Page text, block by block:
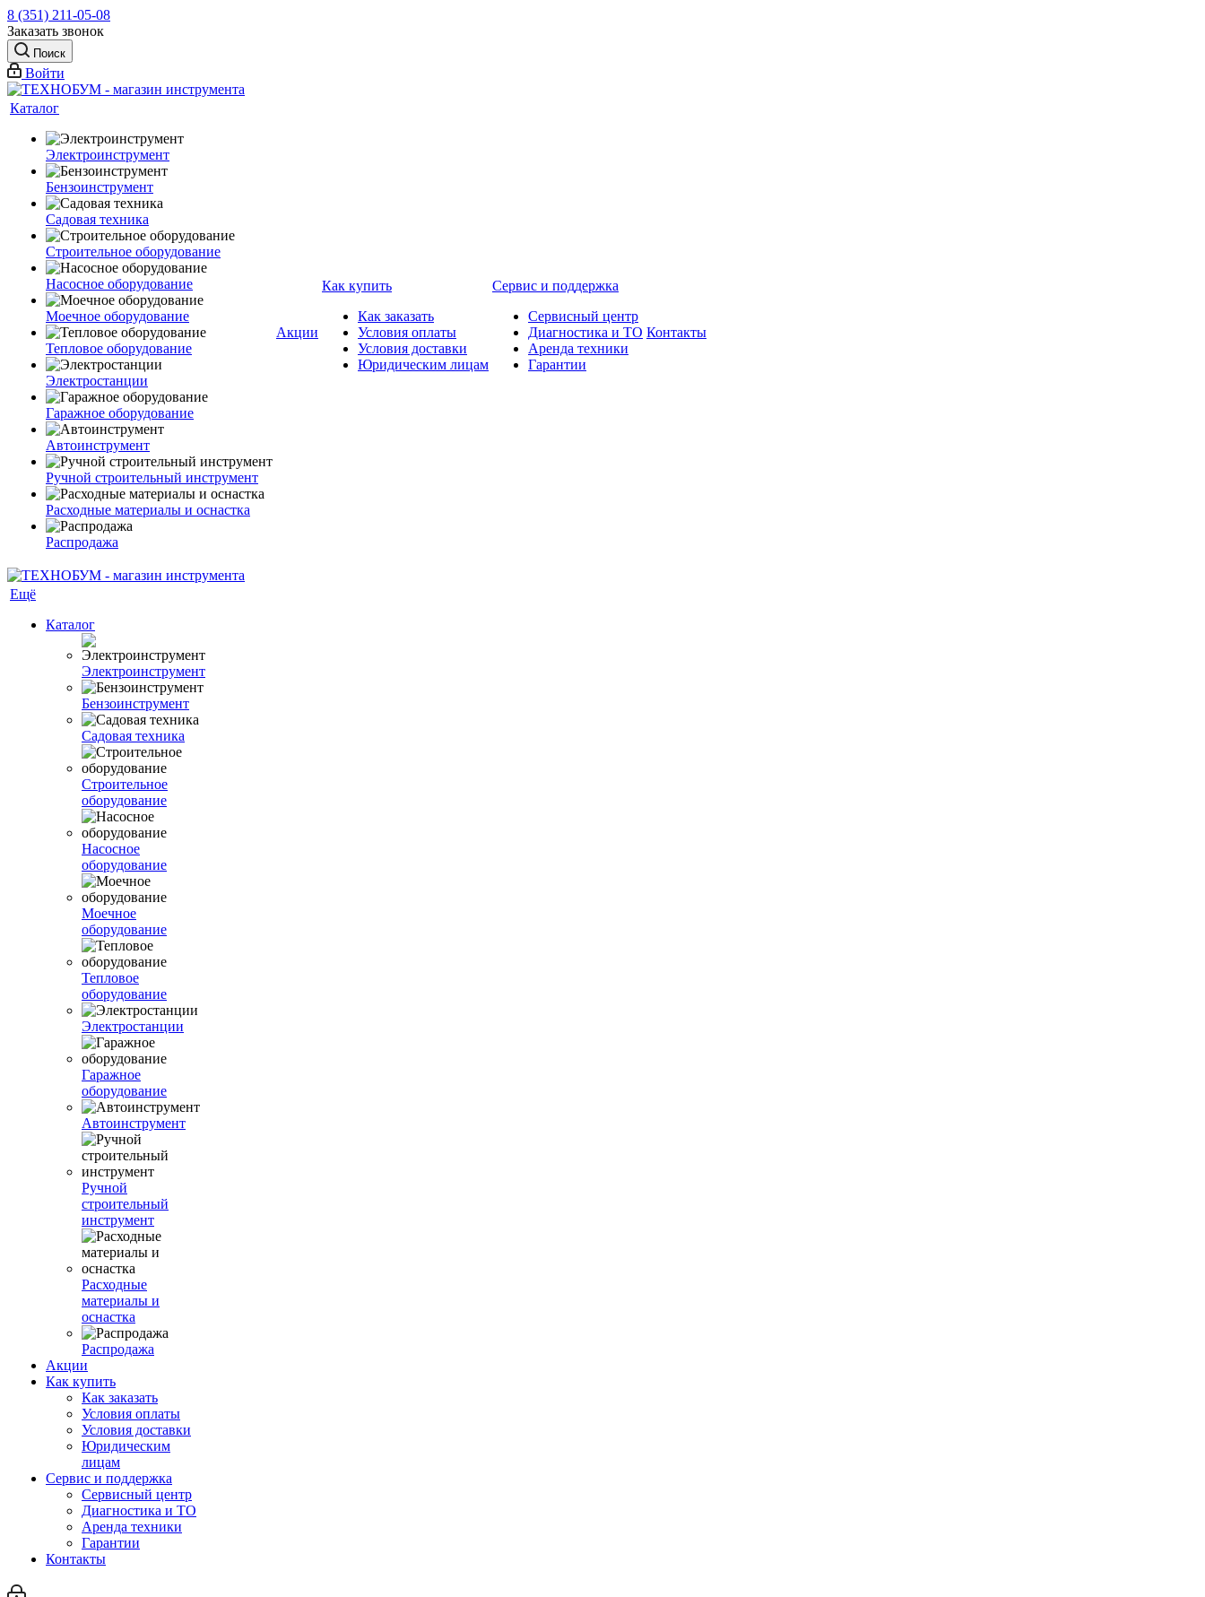
8 (351) 211-05-08
Заказать звонок
Поиск
Войти
Каталог
Электроинструмент
Бензоинструмент
Садовая техника
Строительное оборудование
Насосное оборудование
Моечное оборудование
Тепловое оборудование
Электростанции
Гаражное оборудование
Автоинструмент
Ручной строительный инструмент
Расходные материалы и оснастка
Распродажа
Акции
Как купить
Как заказать
Условия оплаты
Условия доставки
Юридическим лицам
Сервис и поддержка
Сервисный центр
Диагностика и ТО
Аренда техники
Гарантии
Контакты
Ещё
Каталог
Электроинструмент
Бензоинструмент
Садовая техника
Строительное
оборудование
Насосное
оборудование
Моечное
оборудование
Тепловое
оборудование
Электростанции
Гаражное
оборудование
Автоинструмент
Ручной
строительный
инструмент
Расходные
материалы и
оснастка
Распродажа
Акции
Как купить
Как заказать
Условия оплаты
Условия доставки
Юридическим
лицам
Сервис и поддержка
Сервисный центр
Диагностика и ТО
Аренда техники
Гарантии
Контакты